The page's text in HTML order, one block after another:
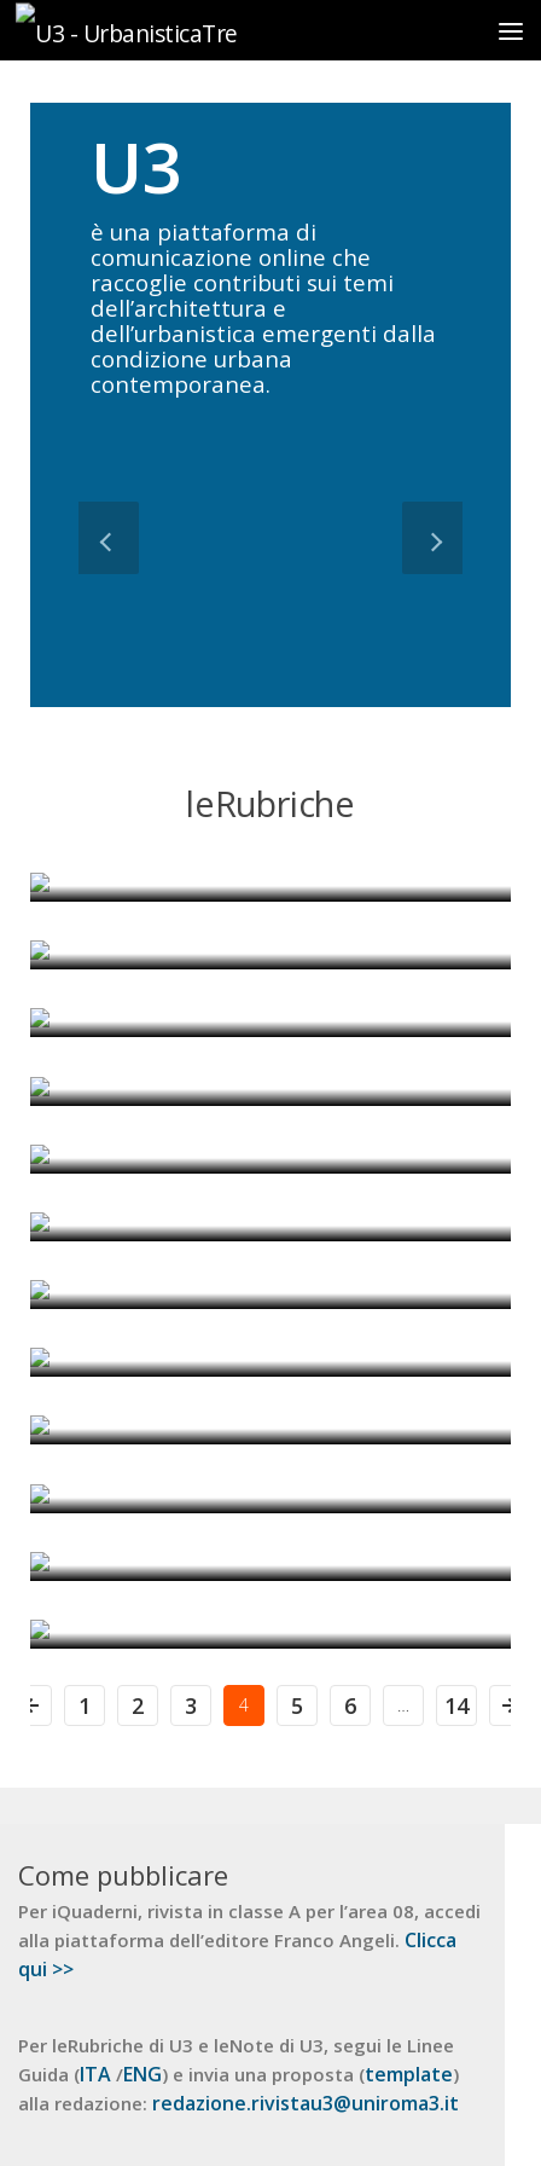
Sotto il contenuto
U3
è una piattaforma di
comunicazione online che
raccoglie contributi sui temi
dell’architettura e
dell’urbanistica emergenti dalla
condizione urbana
contemporanea.
leRubriche
In margine al Quaderno #18
The moral question in Adolf Loos
Storie dai margini
Facing Climate Change
Between exhaustion and creativity
Un dialogo con Cellini
Mobility as an urban value
La evolución del mundo del Mosaico
Wildscape urbani
Per un apprendimento perenne
In margine al Quaderno #17
1 2 3 4 5 6 … 14
Come pubblicare
Per iQuaderni, rivista in classe A per l’area 08, accedi
alla piattaforma dell’editore Franco Angeli. Clicca
qui >>
Per leRubriche di U3 e leNote di U3, segui le Linee
Guida (ITA /ENG) e invia una proposta (template)
alla redazione: redazione.rivistau3@uniroma3.it